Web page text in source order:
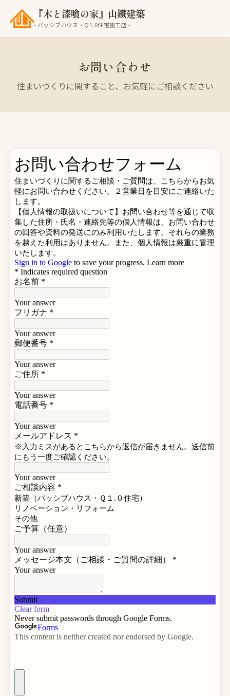
『木と漆喰の家』山鐵建築
- パッシブハウス・Q1.0住宅施工店 -
お問い合わせ
住まいづくりに関すること、お気軽にご相談ください